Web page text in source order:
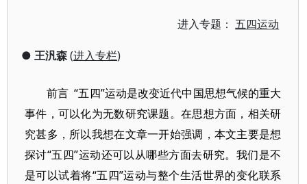
进入专题：五四运动
● 王汎森(进入专栏)
前言 “五四”运动是改变近代中国思想气候的重大
事件，可以化为无数研究课题。在思想方面，相关研
究甚多，所以我想在文章一开始强调，本文主要是想
探讨“五四”运动还可以从哪些方面去研究。我们是不
是可以试着将“五四”运动与整个生活世界的变化联系